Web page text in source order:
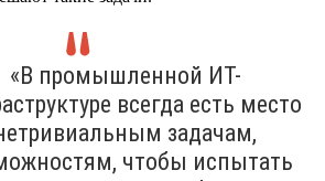
«В промышленной ИТ-
всегда есть место
задачам,
чтобы испытать